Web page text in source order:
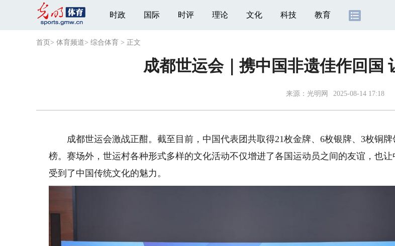
时政 国际 时评 理论 文化 科技 教育
首页 > 体育频道> 综合体育 > 正文
成都世运会｜携中国非遗佳作回国
来源： 光明网 2025-08-14 17:18
成都世运会激战正酣。截至目前，中国代表团共取得21枚金牌、6枚银牌、3枚铜牌
榜。赛场外，世运村各种形式多样的文化活动不仅增进了各国运动员之间的友谊，也
受到了中国传统文化的魅力。